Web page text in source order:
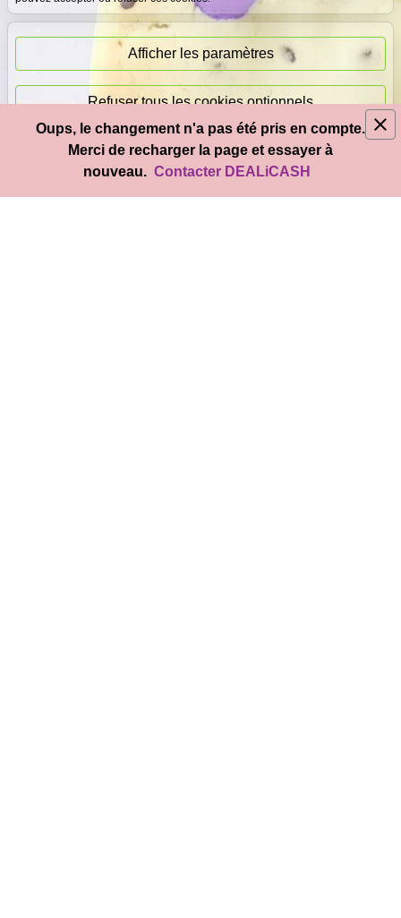
Afficher les paramètres
Refuser tous les cookies optionnels
Accepter tous les cookies
Paiement
immédiat
© 2026 DEALiCASH- Tous droits réservés
Oups, le changement n'a pas été pris en compte.
Merci de recharger la page et essayer à
nouveau. Contacter DEALiCASH